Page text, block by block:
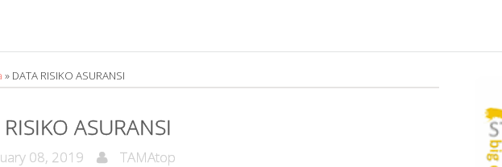
» DATA RISIKO ASURANSI
ASURANSI
08, 2019 TAMAtop